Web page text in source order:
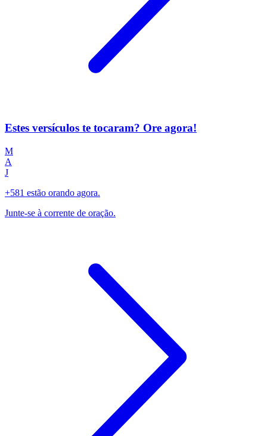
Estes versículos te tocaram? Ore agora!
M
A
J
+581 estão orando agora.
Junte-se à corrente de oração.